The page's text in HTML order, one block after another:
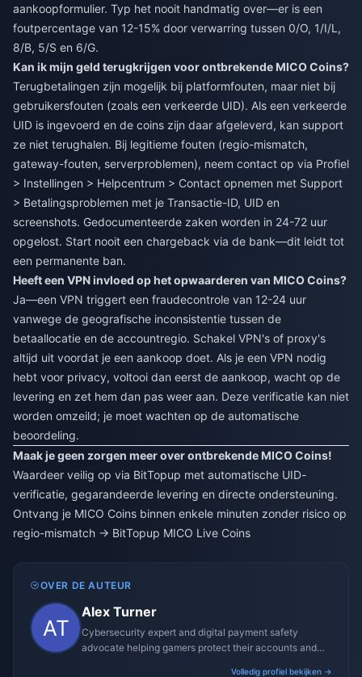
aankoopformulier. Typ het nooit handmatig over—er is een
foutpercentage van 12-15% door verwarring tussen 0/O, 1/I/L,
8/B, 5/S en 6/G.
Kan ik mijn geld terugkrijgen voor ontbrekende MICO Coins?
Terugbetalingen zijn mogelijk bij platformfouten, maar niet bij
gebruikersfouten (zoals een verkeerde UID). Als een verkeerde
UID is ingevoerd en de coins zijn daar afgeleverd, kan support
ze niet terughalen. Bij legitieme fouten (regio-mismatch,
gateway-fouten, serverproblemen), neem contact op via Profiel
> Instellingen > Helpcentrum > Contact opnemen met Support
> Betalingsproblemen met je Transactie-ID, UID en
screenshots. Gedocumenteerde zaken worden in 24-72 uur
opgelost. Start nooit een chargeback via de bank—dit leidt tot
een permanente ban.
Heeft een VPN invloed op het opwaarderen van MICO Coins?
Ja—een VPN triggert een fraudecontrole van 12-24 uur
vanwege de geografische inconsistentie tussen de
betaallocatie en de accountregio. Schakel VPN's of proxy's
altijd uit voordat je een aankoop doet. Als je een VPN nodig
hebt voor privacy, voltooi dan eerst de aankoop, wacht op de
levering en zet hem dan pas weer aan. Deze verificatie kan niet
worden omzeild; je moet wachten op de automatische
beoordeling.
Maak je geen zorgen meer over ontbrekende MICO Coins!
Waardeer veilig op via BitTopup met automatische UID-
verificatie, gegarandeerde levering en directe ondersteuning.
Ontvang je MICO Coins binnen enkele minuten zonder risico op
regio-mismatch → BitTopup MICO Live Coins
OVER DE AUTEUR
Alex Turner
Cybersecurity expert and digital payment safety
advocate helping gamers protect their accounts and
Volledig profiel bekijken →